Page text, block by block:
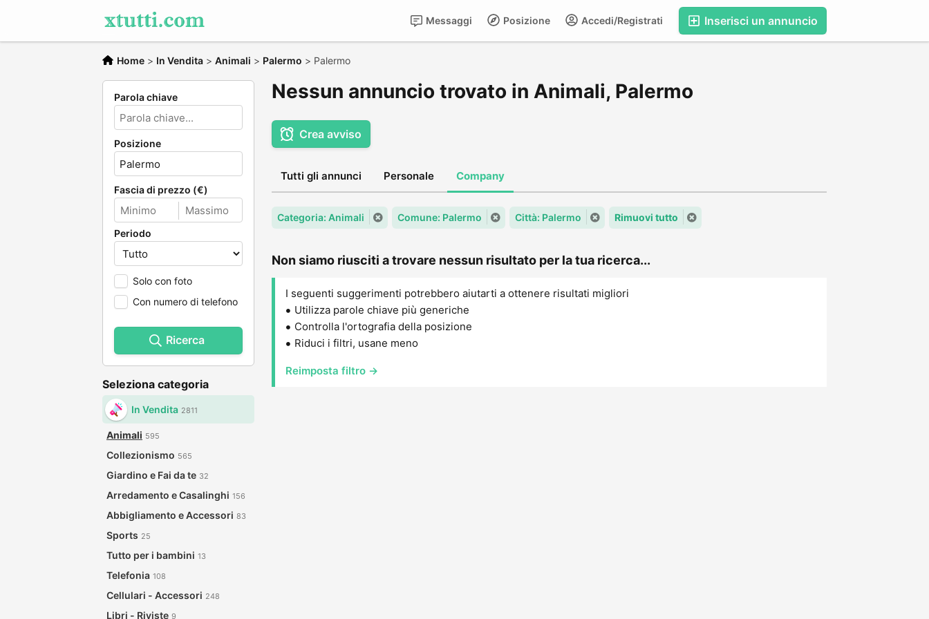
Inserisci un annuncio
Accedi/Registrati
Posizione
Messaggi
Home > In Vendita > Animali > Palermo > Palermo
Parola chiave
Posizione
Fascia di prezzo (€)
Periodo
Solo con foto
Con numero di telefono
Ricerca
Seleziona categoria
In Vendita 2811
Animali 595
Collezionismo 565
Giardino e Fai da te 32
Arredamento e Casalinghi 156
Abbigliamento e Accessori 83
Sports 25
Tutto per i bambini 13
Telefonia 108
Cellulari - Accessori 248
Libri - Riviste 9
Nessun annuncio trovato in Animali, Palermo
Crea avviso
Tutti gli annunci Personale Company
Categoria: Animali Comune: Palermo Città: Palermo Rimuovi tutto
Non siamo riusciti a trovare nessun risultato per la tua ricerca...
I seguenti suggerimenti potrebbero aiutarti a ottenere risultati migliori
Utilizza parole chiave più generiche
Controlla l'ortografia della posizione
Riduci i filtri, usane meno
Reimposta filtro →